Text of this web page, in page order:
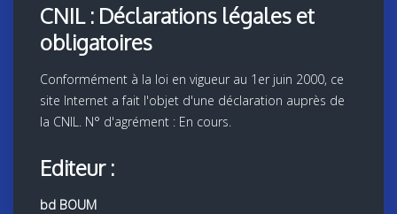
CNIL : Déclarations légales et
obligatoires
Conformément à la loi en vigueur au 1er juin 2000, ce
site Internet a fait l'objet d'une déclaration auprès de
la CNIL. N° d'agrément : En cours.
Editeur :
bd BOUM